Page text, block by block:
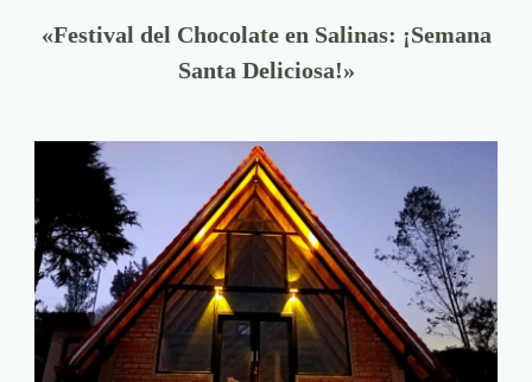
«Festival del Chocolate en Salinas: ¡Semana
Santa Deliciosa!»